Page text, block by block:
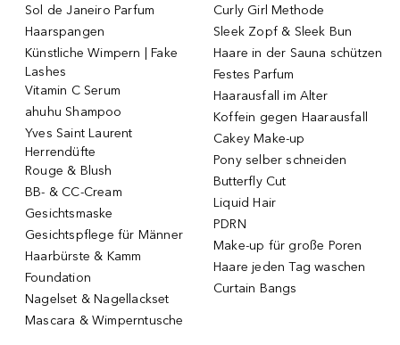
Sol de Janeiro Parfum
Haarspangen
Künstliche Wimpern | Fake
Lashes
Vitamin C Serum
ahuhu Shampoo
Yves Saint Laurent
Herrendüfte
Rouge & Blush
BB- & CC-Cream
Gesichtsmaske
Gesichtspflege für Männer
Haarbürste & Kamm
Foundation
Nagelset & Nagellackset
Mascara & Wimperntusche
Curly Girl Methode
Sleek Zopf & Sleek Bun
Haare in der Sauna schützen
Festes Parfum
Haarausfall im Alter
Koffein gegen Haarausfall
Cakey Make-up
Pony selber schneiden
Butterfly Cut
Liquid Hair
PDRN
Make-up für große Poren
Haare jeden Tag waschen
Curtain Bangs